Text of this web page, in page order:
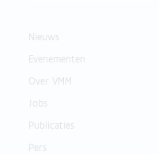
Nieuws
Evenementen
Over VMM
Jobs
Publicaties
Pers